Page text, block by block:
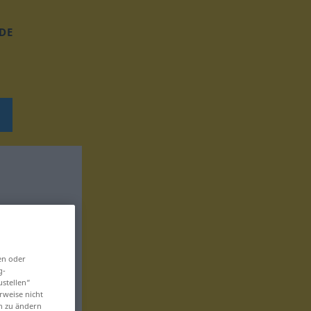
DE
oder
nicht
zu ändern